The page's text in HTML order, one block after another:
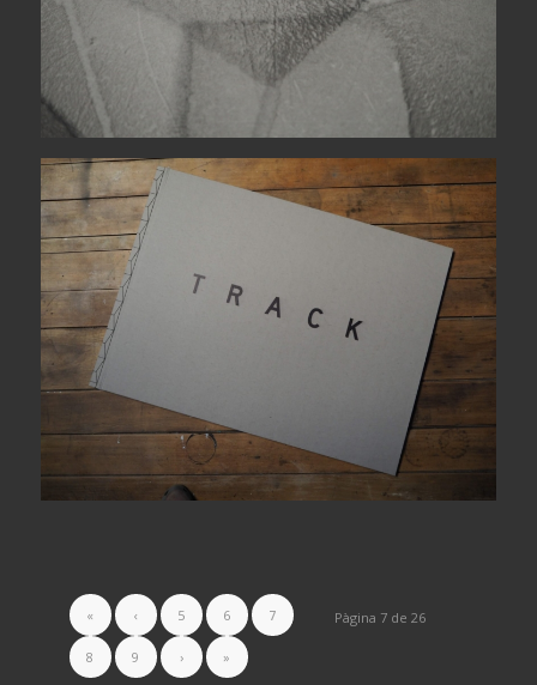
Pàgina 7 de 26
« ‹ 5 6 7
8 9 › »